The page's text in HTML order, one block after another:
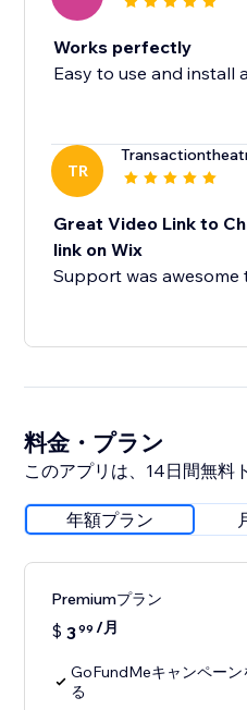
Works perfectly
Easy to use and install
TR
Great Video Link to
link on Wix
Support was awesome
料金・プラン
このアプリは、14日間無料
年額プラン
Premiumプラン
$ 399 /月
GoFundMeキャンペー
る